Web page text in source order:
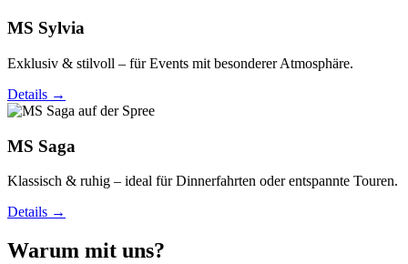
MS Sylvia
Exklusiv & stilvoll – für Events mit besonderer Atmosphäre.
Details →
MS Saga
Klassisch & ruhig – ideal für Dinnerfahrten oder entspannte Touren.
Details →
Warum mit uns?